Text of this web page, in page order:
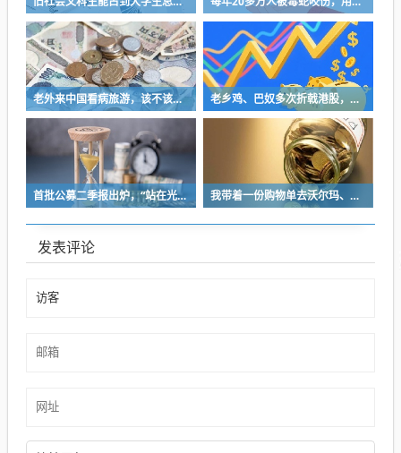
老外来中国看病旅游，该不该大力欢迎？ 老乡鸡、巴奴多次折戟港股，餐饮上市变难了吗？
首批公募二季报出炉，“站在光里”赢麻了，有基金大幅加仓中际旭创、新易盛 我带着一份购物单去沃尔玛、克罗格和亚马逊作价格对比，在完成购物后，赢家是…
发表评论